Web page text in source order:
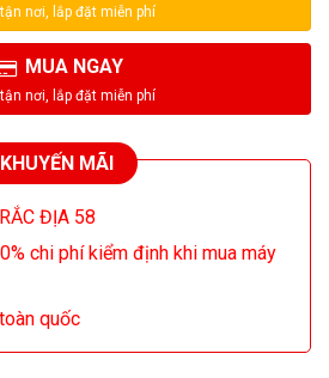
MUA NGAY
MÃI
ĐỊA 58
chi phí kiểm định khi mua máy
quốc